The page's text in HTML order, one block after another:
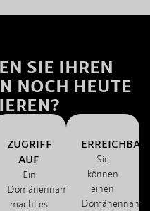
SIE IHREN
NOCH HEUTE
ZUGRIFF
AUF
Ein
Domänenname
macht es
Sie
können
einen